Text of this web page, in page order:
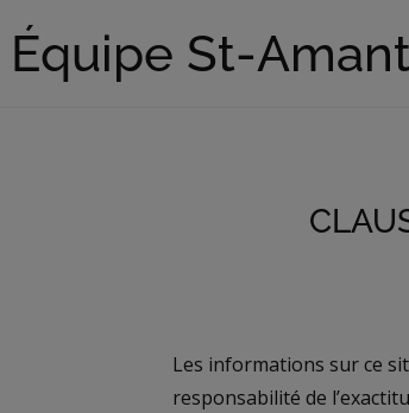
Équipe St-Amant
Les informations sur ce
responsabilité de